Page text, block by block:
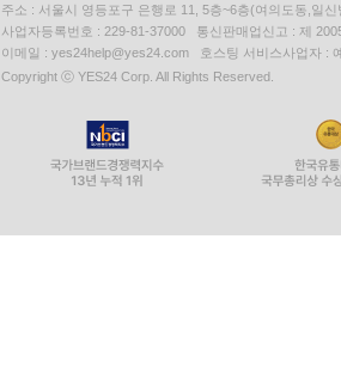
주소 : 서울시 영등포구 은행로 11, 5층~6층(여의도동,일신
사업자등록번호 : 229-81-37000 통신판매업신고 : 제
이메일 : yes24help@yes24.com 호스팅 서비스사업자 :
Copyright ⓒ YES24 Corp. All Rights Reserved.